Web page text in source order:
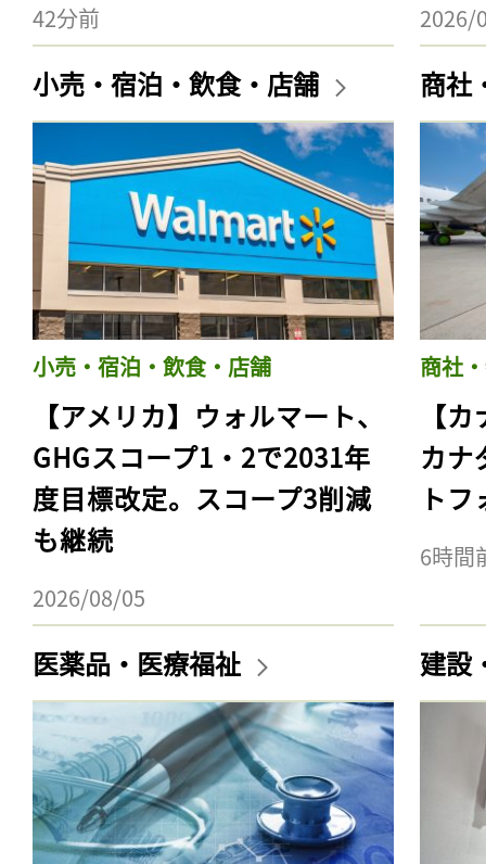
42分前 2026/
小売・宿泊・飲食・店舗
小売・宿泊・飲食・店舗
【アメリカ】ウォルマート、
GHGスコープ1・2で2031年
度目標改定。スコープ3削減
も継続
2026/08/05
商社
商社
【
カナ
ト
6時間
医薬品・医療福祉 建設